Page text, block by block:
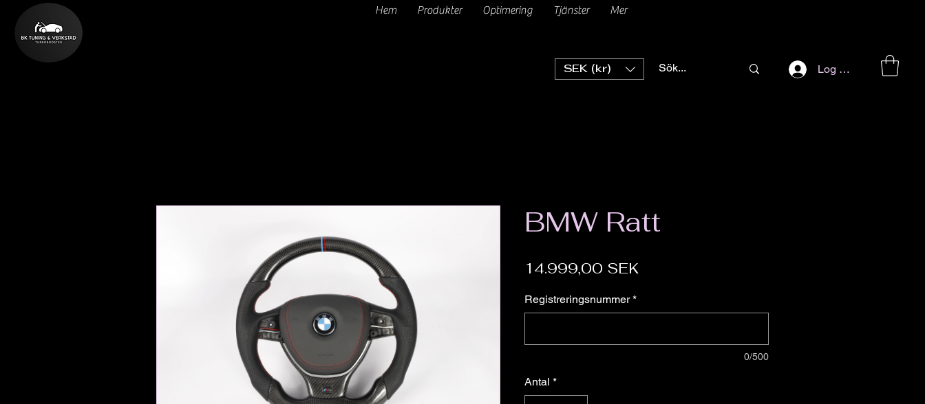
Hem Produkter Optimering Tjänster Mer
SEK (kr) Log ind
BMW Ratt
14.999,00 SEK
Registreringsnummer *
0/500
Antal *